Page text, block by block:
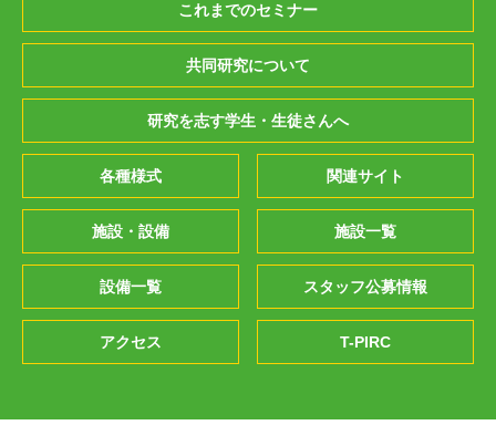
これまでのセミナー
共同研究について
研究を志す学生・生徒さんへ
各種様式 関連サイト
施設・設備 施設一覧
設備一覧 スタッフ公募情報
アクセス T-PIRC